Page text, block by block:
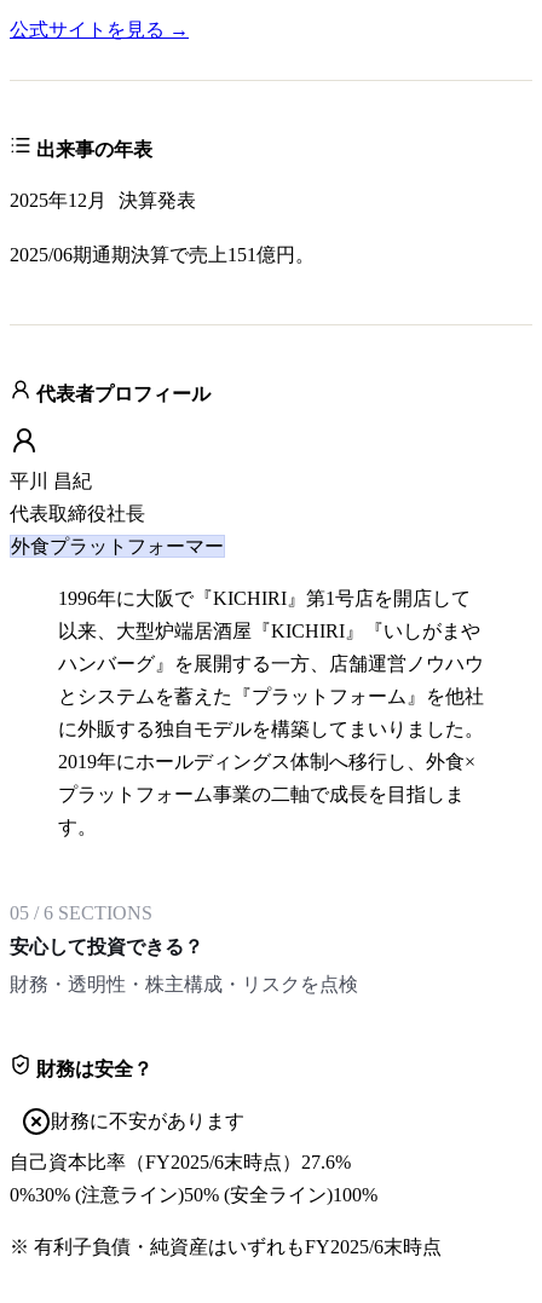
公式サイトを見る →
出来事の年表
2025年12月 決算発表
2025/06期通期決算で売上151億円。
代表者プロフィール
平川 昌紀
代表取締役社長
外食プラットフォーマー
1996年に大阪で『KICHIRI』第1号店を開店して
以来、大型炉端居酒屋『KICHIRI』『いしがまや
ハンバーグ』を展開する一方、店舗運営ノウハウ
とシステムを蓄えた『プラットフォーム』を他社
に外販する独自モデルを構築してまいりました。
2019年にホールディングス体制へ移行し、外食×
プラットフォーム事業の二軸で成長を目指しま
す。
05 /6 SECTIONS
安心して投資できる？
財務・透明性・株主構成・リスクを点検
財務は安全？
財務に不安があります
自己資本比率 （FY2025/6末時点） 27.6%
0%30% (注意ライン)50% (安全ライン)100%
※ 有利子負債・純資産はいずれもFY2025/6末時点